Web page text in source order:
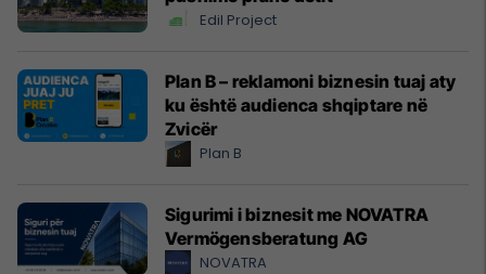
Edil Project
Plan B – reklamoni biznesin tuaj aty
ku është audienca shqiptare në
Zvicër
Plan B
Sigurimi i biznesit me NOVATRA
Vermögensberatung AG
NOVATRA